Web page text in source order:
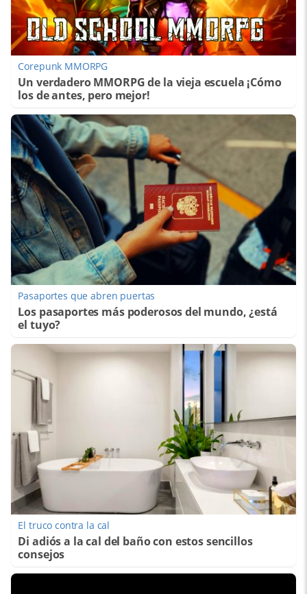
Corepunk MMORPG
Un verdadero MMORPG de la vieja escuela ¡Cómo
los de antes, pero mejor!
Pasaportes que abren puertas
Los pasaportes más poderosos del mundo, ¿está
el tuyo?
El truco contra la cal
Di adiós a la cal del baño con estos sencillos
consejos